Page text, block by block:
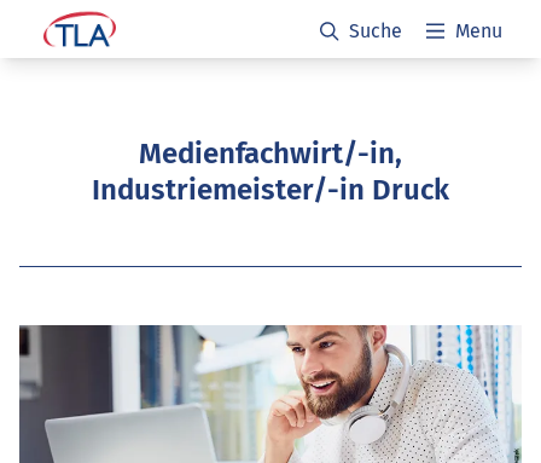
Suche Menu
Medienfachwirt/-in,
Industriemeister/-in Druck